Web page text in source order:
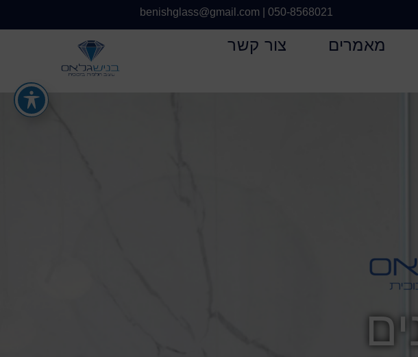
benishglass@gmail.com 050-8568021
מאמרים צור קשר